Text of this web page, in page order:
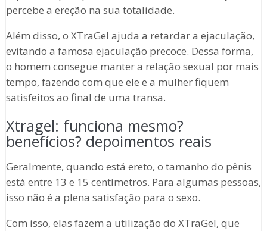
percebe a ereção na sua totalidade.
Além disso, o XTraGel ajuda a retardar a ejaculação,
evitando a famosa ejaculação precoce. Dessa forma,
o homem consegue manter a relação sexual por mais
tempo, fazendo com que ele e a mulher fiquem
satisfeitos ao final de uma transa.
Xtragel: funciona mesmo?
benefícios? depoimentos reais
Geralmente, quando está ereto, o tamanho do pênis
está entre 13 e 15 centímetros. Para algumas pessoas,
isso não é a plena satisfação para o sexo.
Com isso, elas fazem a utilização do XTraGel, que